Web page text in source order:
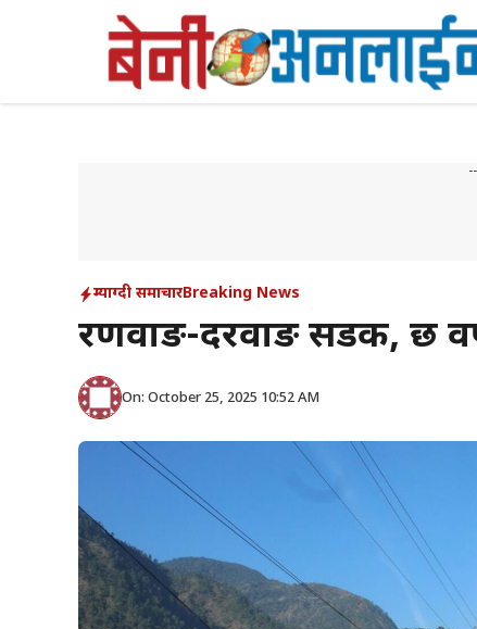
म्याग्दी समाचारBreaking News
रणवाङ-दरवाङ सडक, छ
On: October 25, 2025 10:52 AM